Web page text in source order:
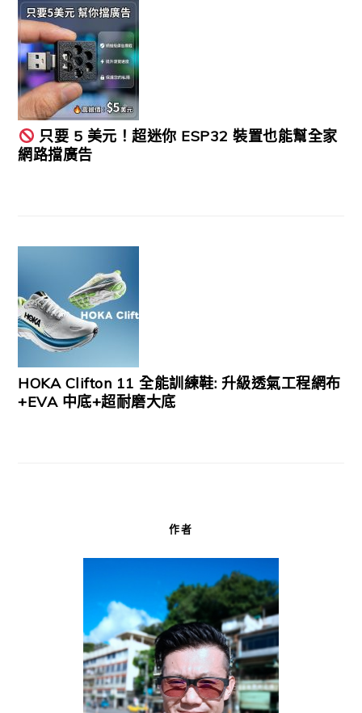
只要 5 美元！超迷你 ESP32 裝置也能幫全家
網路擋廣告
HOKA Clifton 11 全能訓練鞋: 升級透氣工程網布
+EVA 中底+超耐磨大底
作者